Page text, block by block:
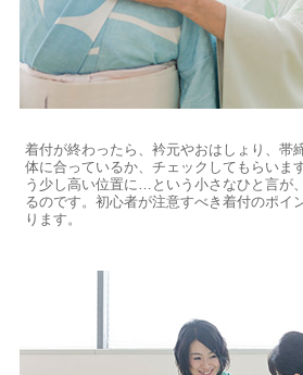
着付が終わったら、衿元やおはしょり、帯
体に合っているか、チェックしてもらいま
う少し高い位置に…という小さなひと言が
るのです。初心者が注意すべき着付のポイ
ります。